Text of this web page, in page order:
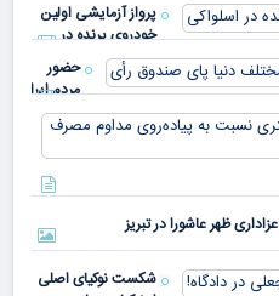
پرواز آزمایشی اولین
خودروی پرنده در
اسلواکی
حضور
مردم ایران
در
کشورهای
مختلف
دنیا پای
صندوق
عزاداری ظهر عاشورا در تبریز
شکست نوکیای اصلی